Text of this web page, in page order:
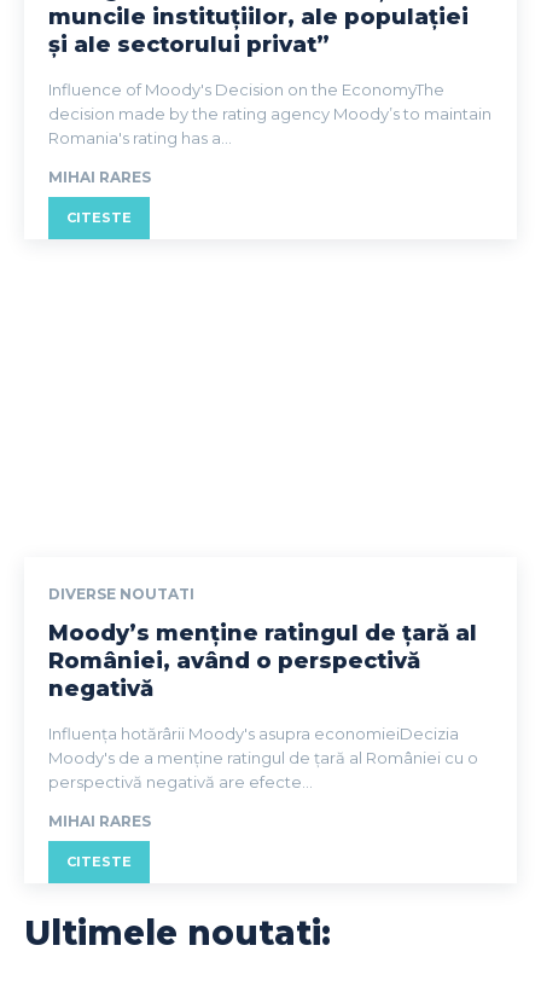
muncile instituțiilor, ale populației
și ale sectorului privat”
Influence of Moody's Decision on the EconomyThe
decision made by the rating agency Moody’s to maintain
Romania's rating has a...
MIHAI RARES
CITESTE
DIVERSE NOUTATI
Moody’s menține ratingul de țară al
României, având o perspectivă
negativă
Influența hotărârii Moody's asupra economieiDecizia
Moody's de a menține ratingul de țară al României cu o
perspectivă negativă are efecte...
MIHAI RARES
CITESTE
Ultimele noutati: